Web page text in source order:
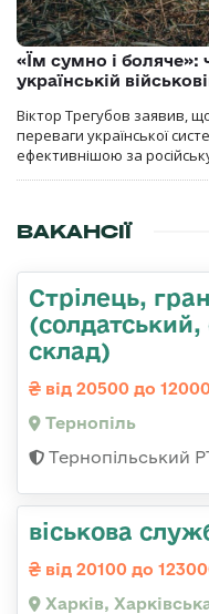
«Їм сумно і боляче»:
українській
Віктор Трегубов заявив,
переваги української
ефективнішою за
ВАКАНСІЇ
Стрілець,
склад)
від 20500 до
Тернопіль
Тернопільський
віськова
від 20100 до
Харків,